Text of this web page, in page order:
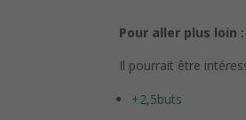
Pour aller plus loin :
Il pourrait être
+2,5buts